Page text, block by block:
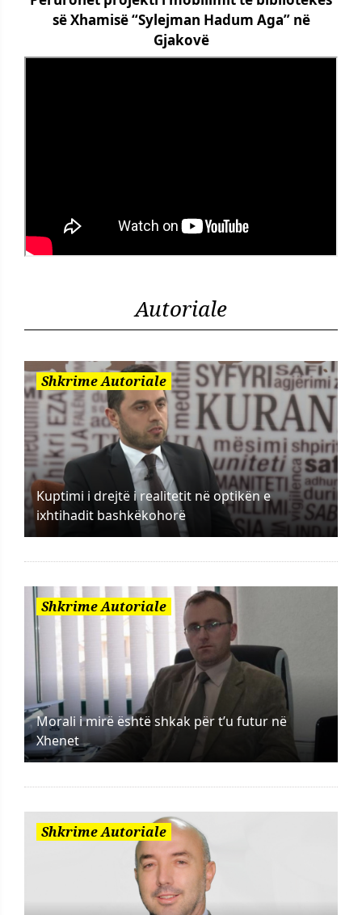
së Xhamisë “Sylejman Hadum Aga” në
Gjakovë
Autoriale
Shkrime Autoriale
Kuptimi i drejtë i realitetit në optikën e
ixhtihadit bashkëkohorë
Shkrime Autoriale
Morali i mirë është shkak për t’u futur në
Xhenet
Shkrime Autoriale